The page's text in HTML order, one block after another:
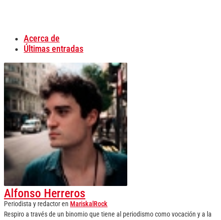
Acerca de
Últimas entradas
Alfonso Herreros
Periodista y redactoren MariskalRock
Respiro a través de un binomio que tiene al periodismo como vocación y a la